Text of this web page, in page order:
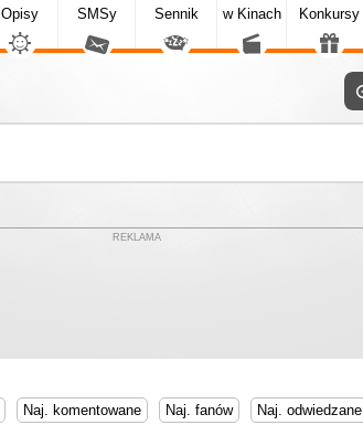
Opisy SMSy Sennik w Kinach Konkursy
REKLAMA
Naj. komentowane Naj. fanów Naj. odwiedzane